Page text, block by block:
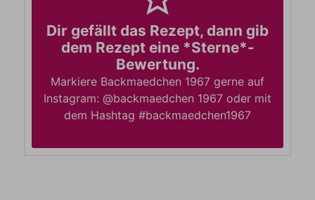
Dir gefällt das Rezept, dann gib
dem Rezept eine *Sterne*-
Bewertung.
Markiere Backmaedchen 1967 gerne auf
Instagram: @backmaedchen 1967 oder mit
dem Hashtag #backmaedchen1967